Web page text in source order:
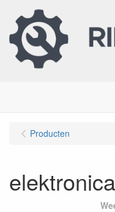
Producten
elektronica